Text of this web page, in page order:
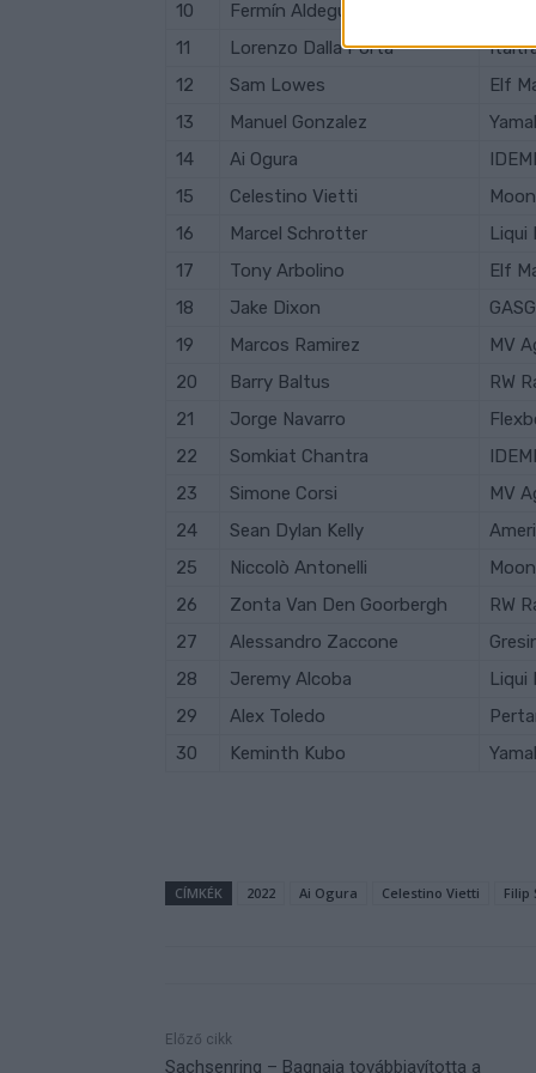
10
Fermín Aldeguer MB
11
Lorenzo Dalla Porta
12
Sam Lowes Elf
13
Manuel Gonzalez
14
Ai Ogura
15
Celestino Vietti
16
Marcel Schrotter Liqui
17
Tony Arbolino Elf
18
Jake Dixon
19
Marcos Ramirez MV
20
Barry Baltus RW
21
Jorge Navarro
22
Somkiat Chantra
23
Simone Corsi MV
24
Sean Dylan Kelly
25
Niccolò Antonelli
26
Zonta Van Den Goorbergh RW
27
Alessandro Zaccone
28
Jeremy Alcoba Liqui
29
Alex Toledo
30
Keminth Kubo
CÍMKÉK 2022 Ai Ogura Celestino Vietti Filip
Előző cikk
Sachsenring – Bagnaia továbbjavította a